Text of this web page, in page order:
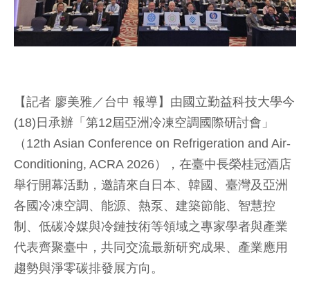
【記者 廖美雅／台中 報導】由國立勤益科技大學今
(18)日承辦「第12屆亞洲冷凍空調國際研討會」
（12th Asian Conference on Refrigeration and Air-
Conditioning, ACRA 2026），在臺中長榮桂冠酒店
舉行開幕活動，邀請來自日本、韓國、臺灣及亞洲
各國冷凍空調、能源、熱泵、建築節能、智慧控
制、低碳冷媒與冷鏈技術等領域之專家學者與產業
代表齊聚臺中，共同交流最新研究成果、產業應用
趨勢與淨零碳排發展方向。